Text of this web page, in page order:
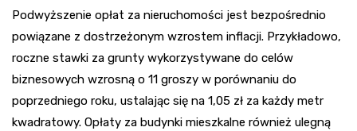
Podwyższenie opłat za nieruchomości jest bezpośrednio
powiązane z dostrzeżonym wzrostem inflacji. Przykładowo,
roczne stawki za grunty wykorzystywane do celów
biznesowych wzrosną o 11 groszy w porównaniu do
poprzedniego roku, ustalając się na 1,05 zł za każdy metr
kwadratowy. Opłaty za budynki mieszkalne również ulegną